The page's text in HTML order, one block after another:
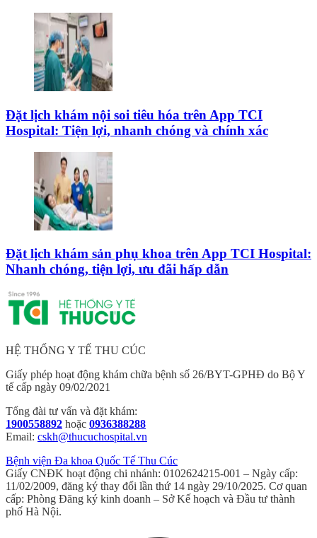
Đặt lịch khám nội soi tiêu hóa trên App TCI
Hospital: Tiện lợi, nhanh chóng và chính xác
Đặt lịch khám sản phụ khoa trên App TCI Hospital:
Nhanh chóng, tiện lợi, ưu đãi hấp dẫn
HỆ THỐNG Y TẾ THU CÚC
Giấy phép hoạt động khám chữa bệnh số 26/BYT-GPHĐ do Bộ Y
tế cấp ngày 09/02/2021
Tổng đài tư vấn và đặt khám:
1900558892 hoặc 0936388288
Email: cskh@thucuchospital.vn
Bệnh viện Đa khoa Quốc Tế Thu Cúc
Giấy CNĐK hoạt động chi nhánh: 0102624215-001 – Ngày cấp:
11/02/2009, đăng ký thay đổi lần thứ 14 ngày 29/10/2025. Cơ quan
cấp: Phòng Đăng ký kinh doanh – Sở Kế hoạch và Đầu tư thành
phố Hà Nội.